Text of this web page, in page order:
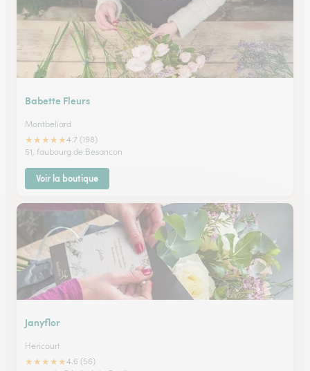
Babette Fleurs
Montbeliard
★★★★★4.7 (198)
51, faubourg de Besancon
Voir la boutique
Janyflor
Hericourt
★★★★★4.6 (56)